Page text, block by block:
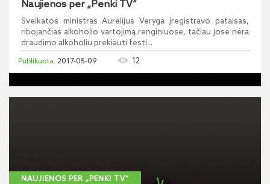
Naujienos per „Penki TV“
Sveikatos ministras Aurelijus Veryga įregistravo pataisas,
ribojančias alkoholio vartojimą renginiuose, tačiau jose nėra
draudimo alkoholiu prekiauti festi...
2017-05-09 12
NAUJIENOS PER „PENKI TV“